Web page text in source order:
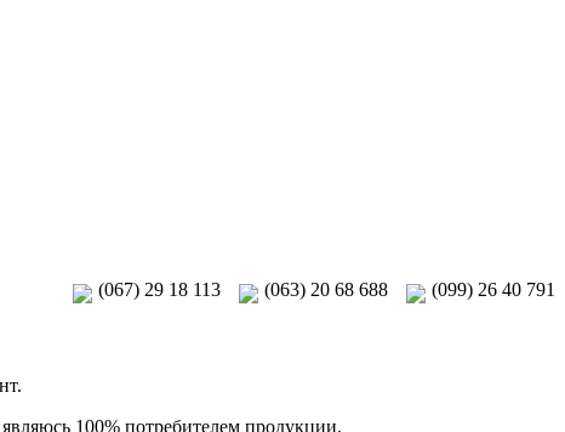
(099) 26 40 791
(063) 20 68 688
(067) 29 18 113
100% потребителем продукции.